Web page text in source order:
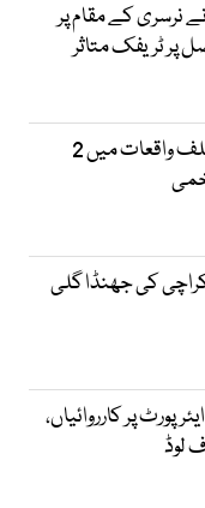
نرسری کے مقام پر
پر ٹریفک متاثر
کراچی: فائرنگ کے مختلف واقعات میں 2
کی جھنڈا گلی
پر کارروائیاں،